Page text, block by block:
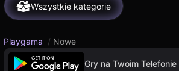
Wszystkie kategorie
Playgama / Nowe
Gry na Twoim